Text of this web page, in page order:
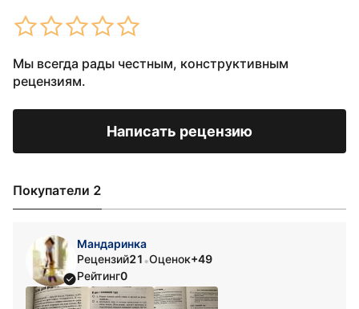
Мы всегда рады честным, конструктивным
рецензиям.
Написать рецензию
Покупатели 2
Мандаринка
Рецензий21 •Оценок+49
Рейтинг0